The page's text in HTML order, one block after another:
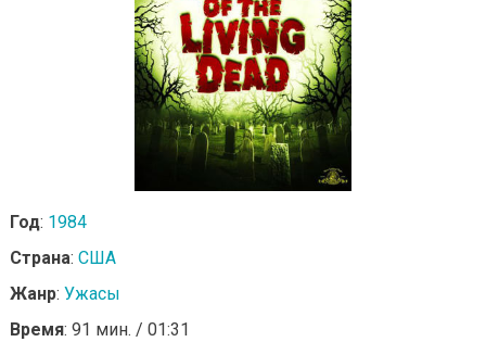
Год: 1984
Страна: США
Жанр: Ужасы
Время: 91 мин. / 01:31